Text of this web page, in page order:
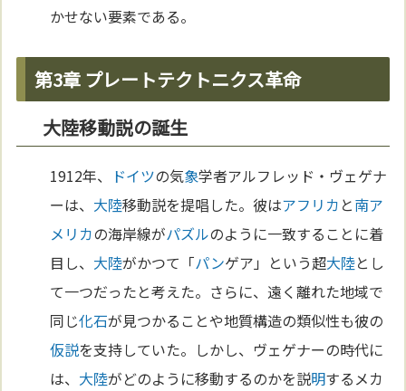
かせない要素である。
第3章 プレートテクトニクス革命
大陸移動説の誕生
1912年、 ドイツの気象学者アルフレッド・ヴェゲナ
ーは、 大陸移動説を提唱した。彼はアフリカ と南ア
メリカの海岸線がパズルのように一致することに着
目し、 大陸がかつて「パンゲア」という超大陸とし
て一つだったと考えた。さらに、遠く離れた地域で
同じ化石が見つかることや地質構造の類似性も彼の
仮説を支持していた。しかし、ヴェゲナーの時代に
は、 大陸がどのように移動するのかを説明するメカ